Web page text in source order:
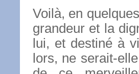
Voilà, en
grandeur et la
lui, et destiné à
lors, ne serait-